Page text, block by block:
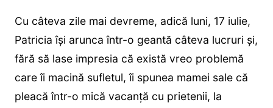
Cu câteva zile mai devreme, adică luni, 17 iulie,
Patricia își arunca într-o geantă câteva lucruri și,
fără să lase impresia că există vreo problemă
care îi macină sufletul, îi spunea mamei sale că
pleacă într-o mică vacanță cu prietenii, la